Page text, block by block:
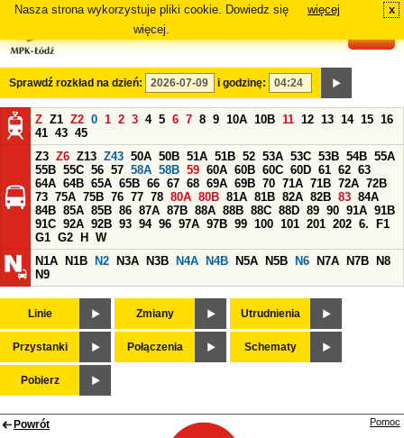
Nasza strona wykorzystuje pliki cookie. Dowiedz się
więcej.
więcej x
Sprawdź rozkład na dzień: i godzinę:
Z Z1 Z2 0 1 2 3 4 5 6 7 8 9 10A 10B 11 12 13 14 15 16
41 43 45
Z3 Z6 Z13 Z43 50A 50B 51A 51B 52 53A 53C 53B 54B 55A
55B 55C 56 57 58A 58B 59 60A 60B 60C 60D 61 62 63
64A 64B 65A 65B 66 67 68 69A 69B 70 71A 71B 72A 72B
73 75A 75B 76 77 78 80A 80B 81A 81B 82A 82B 83 84A
84B 85A 85B 86 87A 87B 88A 88B 88C 88D 89 90 91A 91B
91C 92A 92B 93 94 96 97A 97B 99 100 101 201 202 6.
F1
G1 G2 H
W
N1A
N1B N2 N3A N3B N4A N4B N5A N5B N6 N7A N7B
N8
N9
Linie Zmiany Utrudnienia
Przystanki Połączenia Schematy
Pobierz
Powrót Pomoc